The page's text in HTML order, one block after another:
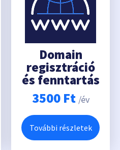
Domain
regisztráció
és fenntartás
3500 Ft /év
További részletek